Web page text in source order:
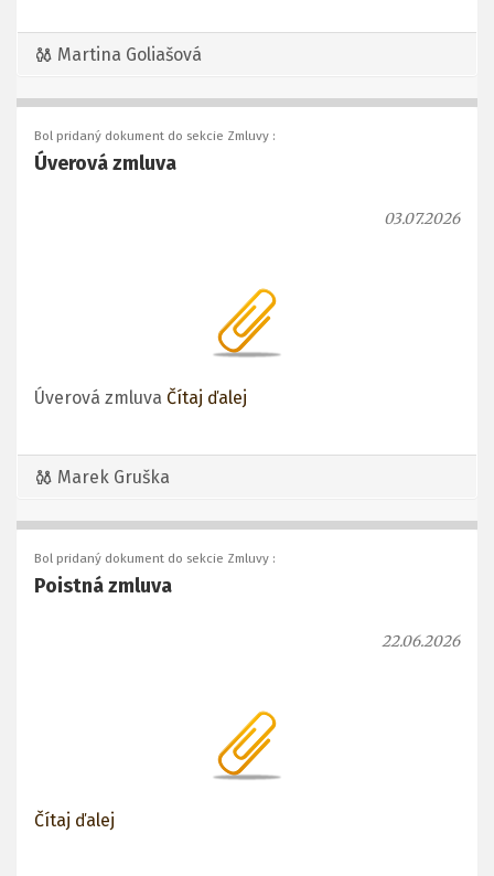
Martina Goliašová
Bol pridaný dokument do sekcie Zmluvy :
Úverová zmluva
03.07.2026
Úverová zmluva Čítaj ďalej
Marek Gruška
Bol pridaný dokument do sekcie Zmluvy :
Poistná zmluva
22.06.2026
Čítaj ďalej